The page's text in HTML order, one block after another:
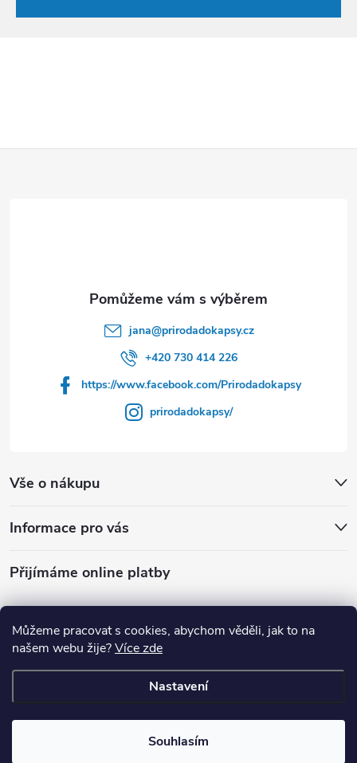
Můžeme pracovat s cookies, abychom věděli, jak to na
našem webu žije?Více zde
Nastavení
Souhlasím
jana@prirodadokapsy.cz
+420 730 414 226
https://www.facebook.com/Prirodadokapsy
prirodadokapsy/
Vše o nákupu
Informace pro vás
Přijímáme online platby
Copyright 2026Příroda do kapsy.cz. Všechna práva vyhrazena.